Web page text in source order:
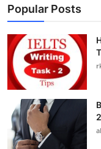
Popular Posts